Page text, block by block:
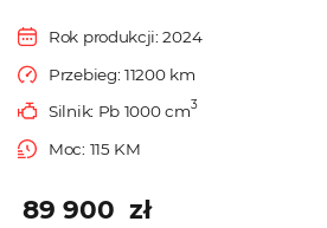
Rok produkcji: 2024
Przebieg: 11200 km
Silnik: Pb 1000 cm3
Moc: 115 KM
89 900 zł